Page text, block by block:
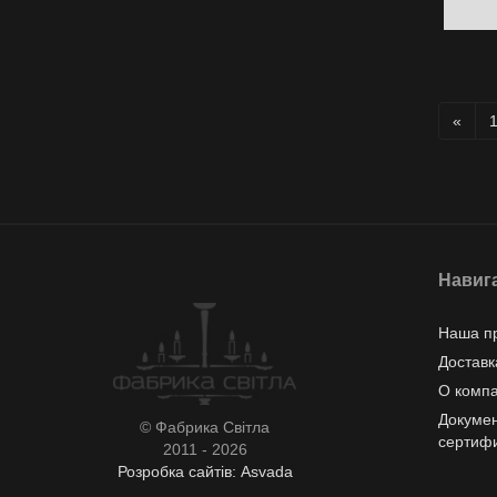
« 1
© Фабрика Світла
2011 - 2026
Розробка сайтів: Asvada
Наша
О